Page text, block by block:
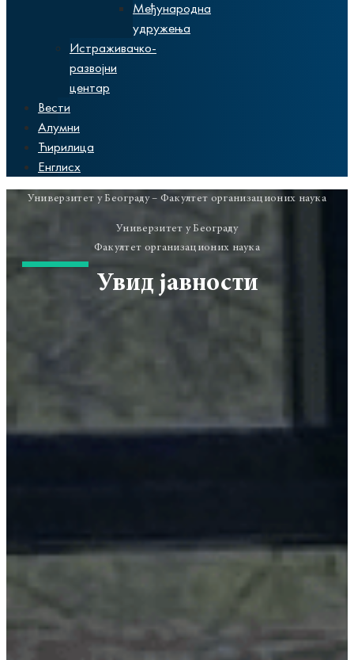
Међународна
удружења
Истраживачко-
развојни
центар
Вести
Алумни
Ћирилица
Енглисх
Универзитет у Београду – Факултет организационих наука
Универзитет у Београду
Факултет организационих наука
Увид јавности